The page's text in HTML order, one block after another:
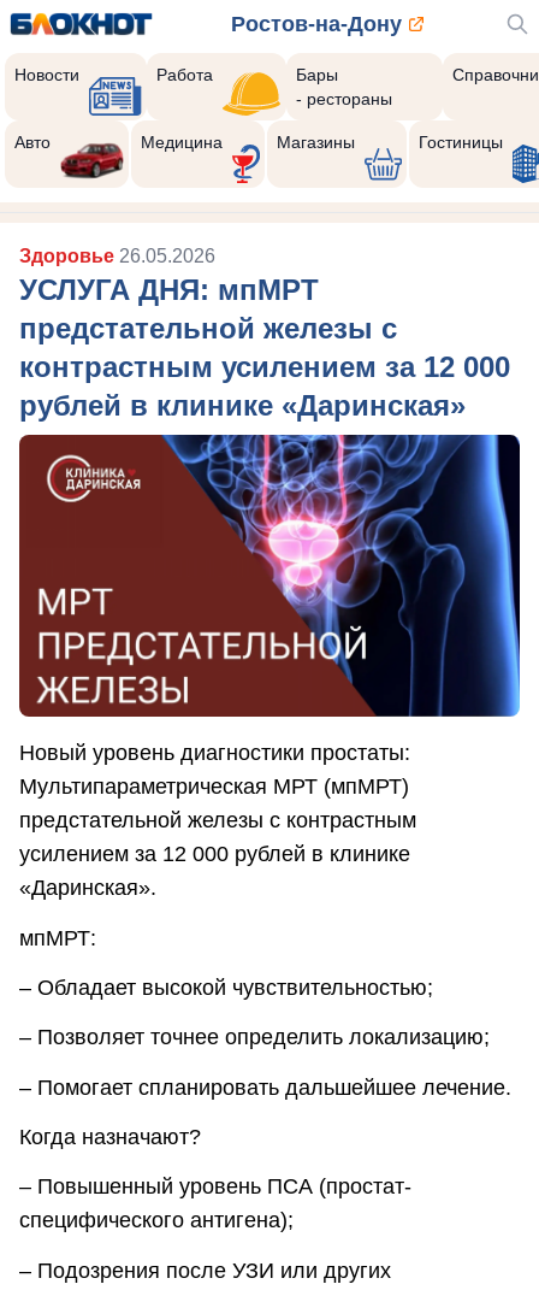
Ростов-на-Дону
Новости Работа
Бары
- рестораны
Авто Медицина Магазины Гостиницы
Здоровье 26.05.2026
УСЛУГА ДНЯ: мпМРТ
предстательной железы с
контрастным усилением за 12 000
рублей в клинике «Даринская»
Новый уровень диагностики простаты:
Мультипараметрическая МРТ (мпМРТ)
предстательной железы с контрастным
усилением за 12 000 рублей в клинике
«Даринская».
мпМРТ:
– Обладает высокой чувствительностью;
– Позволяет точнее определить локализацию;
– Помогает спланировать дальшейшее лечение.
Когда назначают?
– Повышенный уровень ПСА (простат-
специфического антигена);
– Подозрения после УЗИ или других